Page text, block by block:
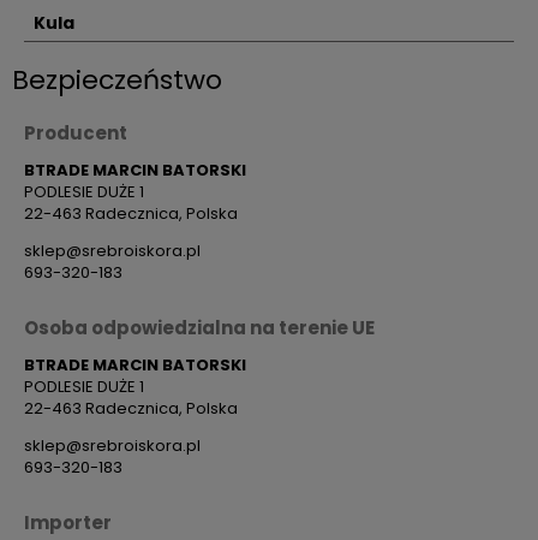
Kula
Bezpieczeństwo
Producent
BTRADE MARCIN BATORSKI
PODLESIE DUŻE 1
22-463 Radecznica, Polska
sklep@srebroiskora.pl
693-320-183
Osoba odpowiedzialna na terenie UE
BTRADE MARCIN BATORSKI
PODLESIE DUŻE 1
22-463 Radecznica, Polska
sklep@srebroiskora.pl
693-320-183
Importer